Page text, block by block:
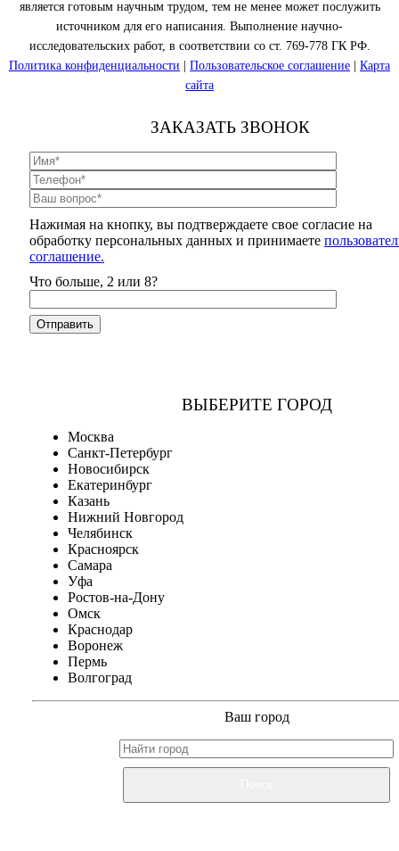
является готовым научным трудом, тем не менее может послужить
источником для его написания. Выполнение научно-
исследовательских работ, в соответствии со ст. 769-778 ГК РФ.
Политика конфиденциальности | Пользовательское соглашение | Карта
сайта
ЗАКАЗАТЬ ЗВОНОК
Нажимая на кнопку, вы подтверждаете свое согласие на
обработку персональных данных и принимаете
соглашение.
Что больше, 2 или 8?
ВЫБЕРИТЕ ГОРОД
Москва
Санкт-Петербург
Новосибирск
Екатеринбург
Казань
Нижний Новгород
Челябинск
Красноярск
Самара
Уфа
Ростов-на-Дону
Омск
Краснодар
Воронеж
Пермь
Волгоград
Ваш город